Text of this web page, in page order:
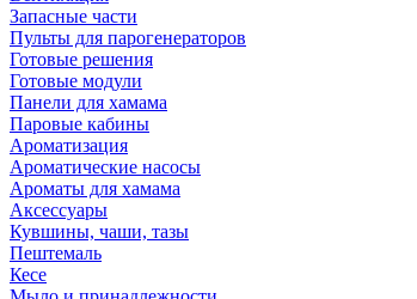
Запасные части
Пульты для парогенераторов
Готовые решения
Готовые модули
Панели для хамама
Паровые кабины
Ароматизация
Ароматические насосы
Ароматы для хамама
Аксессуары
Кувшины, чаши, тазы
Пештемаль
Кесе